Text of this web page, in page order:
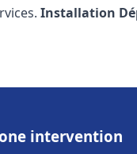
Installation
intervention